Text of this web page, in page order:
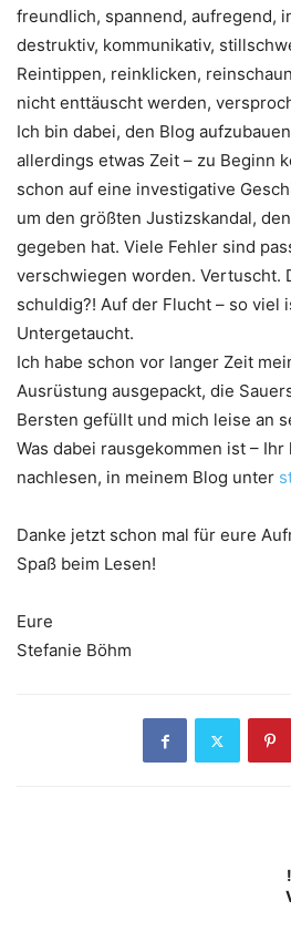
freundlich, spannend, aufregend,
destruktiv, kommunikativ,
Reintippen, reinklicken,
nicht enttäuscht werden,
Ich bin dabei, den Blog
allerdings etwas Zeit – zu Beginn
schon auf eine investigative
um den größten Justizskandal,
gegeben hat. Viele Fehler sind
verschwiegen worden. Vertuscht.
schuldig?! Auf der Flucht – so viel
Untergetaucht.
Ich habe schon vor langer Zeit
Ausrüstung ausgepackt, die
Bersten gefüllt und mich leise an
Was dabei rausgekommen ist – Ihr
nachlesen, in meinem Blog unter
Danke jetzt schon mal für eure
Spaß beim Lesen!
Eure
Stefanie Böhm